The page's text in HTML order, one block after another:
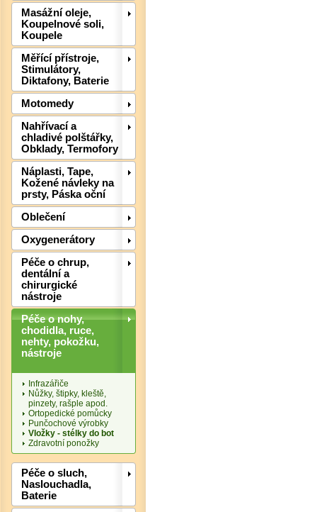
Masážní oleje,
Koupelnové soli,
Koupele
Měřící přístroje,
Stimulátory,
Diktafony, Baterie
Motomedy
Nahřívací a
chladivé polštářky,
Obklady, Termofory
Náplasti, Tape,
Kožené návleky na
prsty, Páska oční
Oblečení
Oxygenerátory
Péče o chrup,
dentální a
chirurgické
nástroje
Péče o nohy,
chodidla, ruce,
nehty, pokožku,
nástroje
Infrazářiče
Nůžky, štipky, kleště,
pinzety, rašple apod.
Ortopedické pomůcky
Punčochové výrobky
Vložky - stélky do bot
Zdravotní ponožky
Péče o sluch,
Naslouchadla,
Baterie